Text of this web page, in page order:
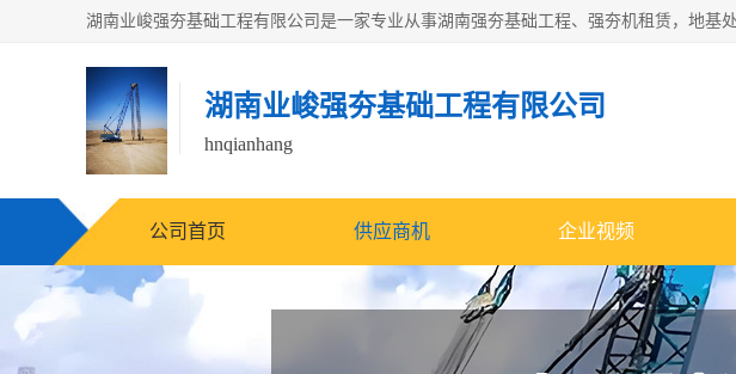
湖南业峻强夯基础工程有限公司
hnqianhang
公司首页 供应商机 企业视频